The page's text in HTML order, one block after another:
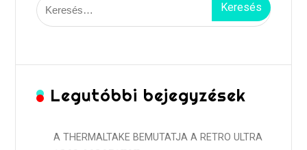
Legutóbbi bejegyzések
A THERMALTAKE BEMUTATJA A RETRO ULTRA